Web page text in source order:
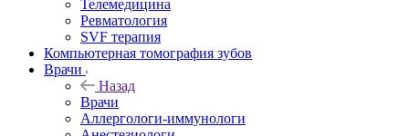
Телемедицина
Ревматология
SVF терапия
Компьютерная томография зубов
Врачи
Назад
Врачи
Аллергологи-иммунологи